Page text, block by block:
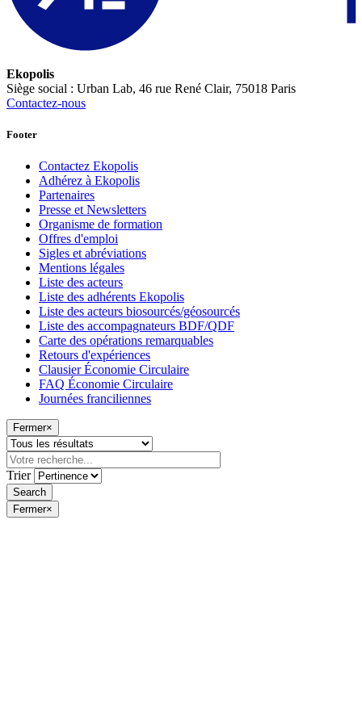
Ekopolis
Siège social : Urban Lab, 46 rue René Clair, 75018 Paris
Contactez-nous
Footer
Contactez Ekopolis
Adhérez à Ekopolis
Partenaires
Presse et Newsletters
Organisme de formation
Offres d'emploi
Sigles et abréviations
Mentions légales
Liste des acteurs
Liste des adhérents Ekopolis
Liste des acteurs biosourcés/géosourcés
Liste des accompagnateurs BDF/QDF
Carte des opérations remarquables
Retours d'expériences
Clausier Économie Circulaire
FAQ Économie Circulaire
Journées franciliennes
Fermer×
Trier
Fermer×